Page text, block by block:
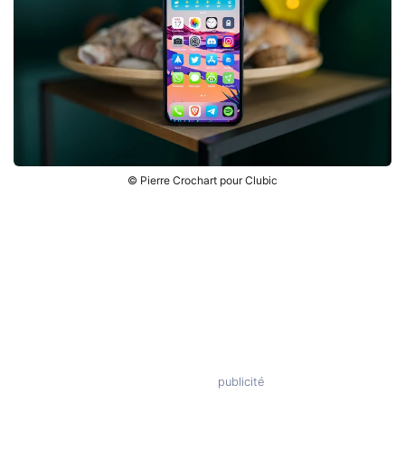
© Pierre Crochart pour Clubic